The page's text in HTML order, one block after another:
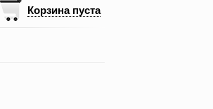
Корзина пуста